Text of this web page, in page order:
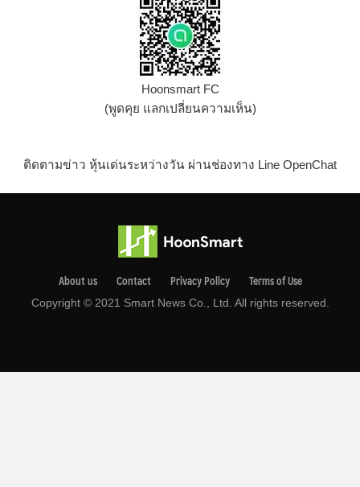
Hoonsmart FC
(พูดคุย แลกเปลี่ยนความเห็น)
ติดตามข่าว หุ้นเด่นระหว่างวัน ผ่านช่องทาง Line OpenChat
About us Contact Privacy Pollcy Terms of Use
Copyright © 2021 Smart News Co., Ltd. All rights reserved.